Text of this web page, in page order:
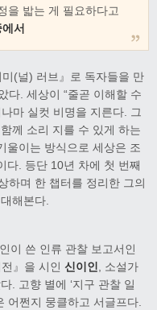
을 밟는 게 필요하다고
서
(널) 러브』로 독자들을 만
다. 세상이 “줄곧 이해할 수
마 실컷 비명을 지른다. 그
께 소리 지를 수 있게 하는
울이는 방식으로 세상은 조
다. 등단 10년 차에 첫 번째
하며 한 챕터를 정리한 그의
해본다.
이 쓴 인류 관찰 보고서인
』을 시인 신이인, 소설가
. 고향 별에 ‘지구 관찰 일
어쩐지 뭉클하고 서글프다.